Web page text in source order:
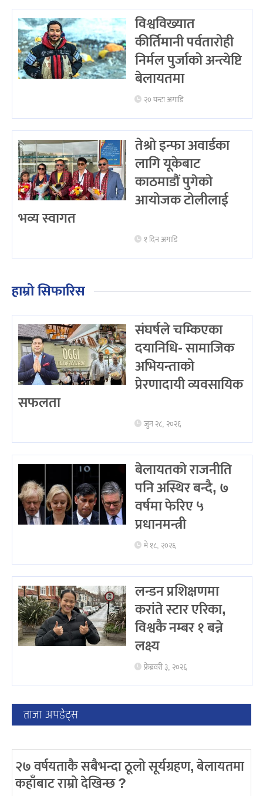
विश्वविख्यात
कीर्तिमानी पर्वतारोही
निर्मल पुर्जाको अन्त्येष्टि
बेलायतमा
२० घन्टा अगाडि
तेश्रो इन्फा अवार्डका
लागि यूकेबाट
काठमाडौं पुगेको
आयोजक टोलीलाई
भव्य स्वागत
१ दिन अगाडि
हाम्रो सिफारिस
संघर्षले चम्किएका
दयानिधि- सामाजिक
अभियन्ताको
प्रेरणादायी व्यवसायिक
सफलता
जुन २८, २०२६
बेलायतको राजनीति
पनि अस्थिर बन्दै, ७
वर्षमा फेरिए ५
प्रधानमन्त्री
मे १८, २०२६
लन्डन प्रशिक्षणमा
करांते स्टार एरिका,
विश्वकै नम्बर १ बन्ने
लक्ष्य
फ्रेब्रवरी ३, २०२६
ताजा अपडेट्स
२७ वर्षयताकै सबैभन्दा ठूलो सूर्यग्रहण, बेलायतमा
कहाँबाट राम्रो देखिन्छ ?